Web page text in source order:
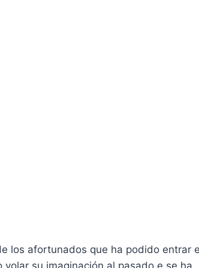
los afortunados que ha podido entrar